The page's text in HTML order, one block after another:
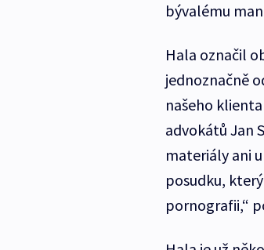
bývalému
Hala označil
jednoznačně
našeho
advokátů Jan
materiály ani
posudku,
pornografii,“